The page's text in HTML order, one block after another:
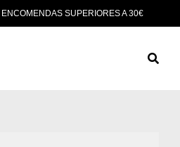
SUPERIORES A 30€